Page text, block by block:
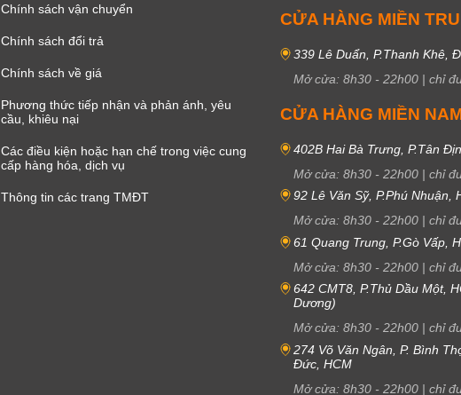
Chính sách vận chuyển
Chính sách đổi trả
Chính sách về giá
Phương thức tiếp nhận và phản ánh, yêu
cầu, khiêu nại
Các điều kiện hoặc hạn chế trong việc cung
cấp hàng hóa, dịch vụ
Thông tin các trang TMĐT
CỬA HÀNG MIỀN
339 Lê Duẩn, P.Thanh Khê,
Mở cửa: 8h30 - 22h00 | chỉ
CỬA HÀNG MIỀN
402B Hai Bà Trưng, P.Tân
Mở cửa: 8h30 - 22h00 | chỉ
92 Lê Văn Sỹ, P.Phú Nhuận,
Mở cửa: 8h30 - 22h00 | chỉ
61 Quang Trung, P.Gò Vấp,
Mở cửa: 8h30 - 22h00 | chỉ
642 CMT8, P.Thủ Dầu Một,
Dương)
Mở cửa: 8h30 - 22h00 | chỉ
274 Võ Văn Ngân, P. Bình
Đức, HCM
Mở cửa: 8h30 - 22h00 | chỉ